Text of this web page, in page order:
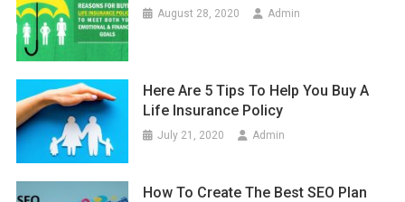
August 28, 2020 Admin
Here Are 5 Tips To Help You Buy A
Life Insurance Policy
July 21, 2020 Admin
How To Create The Best SEO Plan